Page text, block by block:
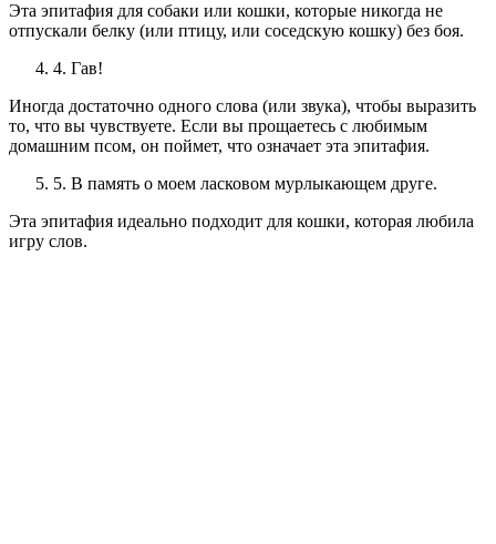
Эта эпитафия для собаки или кошки, которые никогда не
отпускали белку (или птицу, или соседскую кошку) без боя.
4. Гав!
Иногда достаточно одного слова (или звука), чтобы выразить
то, что вы чувствуете. Если вы прощаетесь с любимым
домашним псом, он поймет, что означает эта эпитафия.
5. В память о моем ласковом мурлыкающем друге.
Эта эпитафия идеально подходит для кошки, которая любила
игру слов.